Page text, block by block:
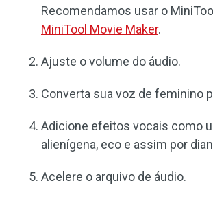
Recomendamos usar o
MiniTool Movie Maker.
Ajuste o volume do áudio.
Converta sua voz de feminino
Adicione efeitos vocais como
alienígena, eco e assim por
Acelere o arquivo de áudio.